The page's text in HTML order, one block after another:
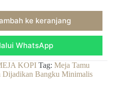
ke keranjang
WhatsApp
KOPI Tag: Meja Tamu
Dijadikan Bangku Minimalis